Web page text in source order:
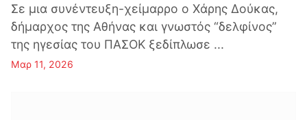
Σε μια συνέντευξη-χείμαρρο ο Χάρης Δούκας,
δήμαρχος της Αθήνας και γνωστός “δελφίνος”
της ηγεσίας του ΠΑΣΟΚ ξεδίπλωσε ...
Μαρ 11, 2026